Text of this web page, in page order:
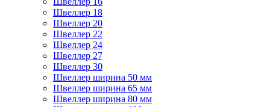
Швеллер 18
Швеллер 20
Швеллер 22
Швеллер 24
Швеллер 27
Швеллер 30
Швеллер ширина 50 мм
Швеллер ширина 65 мм
Швеллер ширина 80 мм